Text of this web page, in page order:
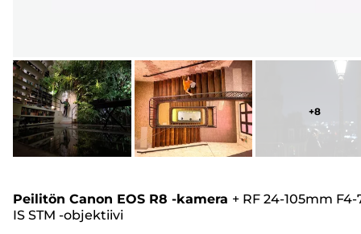
+8
Peilitön Canon EOS R8 -kamera + RF 24-105mm F4-
IS STM -objektiivi